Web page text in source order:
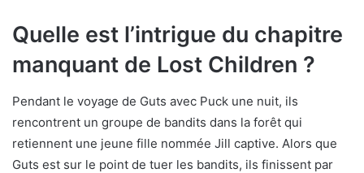
Quelle est l’intrigue du chapitre
manquant de Lost Children ?
Pendant le voyage de Guts avec Puck une nuit, ils
rencontrent un groupe de bandits dans la forêt qui
retiennent une jeune fille nommée Jill captive. Alors que
Guts est sur le point de tuer les bandits, ils finissent par